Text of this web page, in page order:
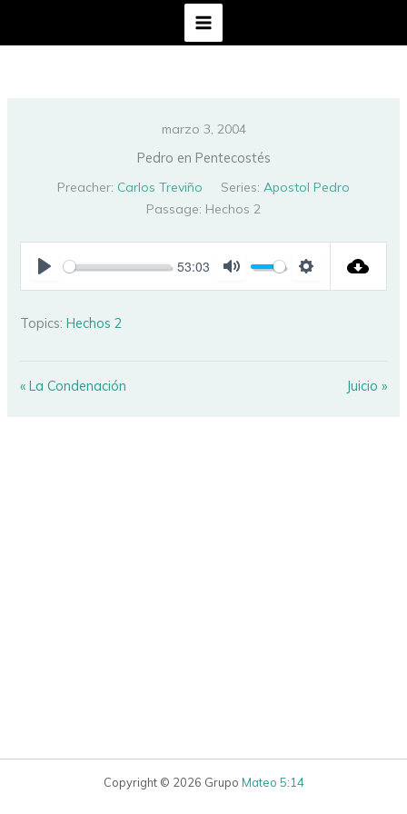
marzo 3, 2004
Pedro en Pentecostés
Preacher: Carlos Treviño Series: Apostol Pedro
Passage: Hechos 2
PLAY
53:03
MUTE SETTINGS
Topics: Hechos 2
« La Condenación Juicio »
Copyright © 2026 Grupo Mateo 5:14